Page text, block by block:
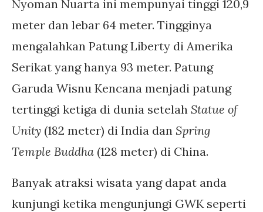
Nyoman Nuarta ini mempunyai tinggi 120,9
meter dan lebar 64 meter. Tingginya
mengalahkan Patung Liberty di Amerika
Serikat yang hanya 93 meter. Patung
Garuda Wisnu Kencana menjadi patung
tertinggi ketiga di dunia setelah Statue of
Unity (182 meter) di India dan Spring
Temple Buddha (128 meter) di China.
Banyak atraksi wisata yang dapat anda
kunjungi ketika mengunjungi GWK seperti